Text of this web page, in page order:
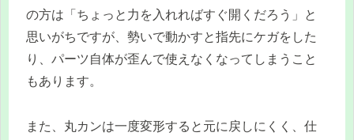
の方は「ちょっと力を入れればすぐ開くだろう」と
思いがちですが、勢いで動かすと指先にケガをした
り、パーツ自体が歪んで使えなくなってしまうこと
もあります。
また、丸カンは一度変形すると元に戻しにくく、仕